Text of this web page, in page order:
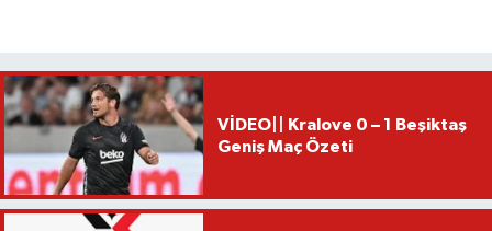
VİDEO|| Kralove 0 – 1 Beşiktaş
Geniş Maç Özeti